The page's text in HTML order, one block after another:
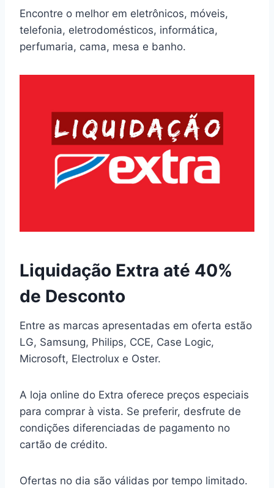
Encontre o melhor em eletrônicos, móveis,
telefonia, eletrodomésticos, informática,
perfumaria, cama, mesa e banho.
Liquidação Extra até 40%
de Desconto
Entre as marcas apresentadas em oferta estão
LG, Samsung, Philips, CCE, Case Logic,
Microsoft, Electrolux e Oster.
A loja online do Extra oferece preços especiais
para comprar à vista. Se preferir, desfrute de
condições diferenciadas de pagamento no
cartão de crédito.
Ofertas no dia são válidas por tempo limitado.